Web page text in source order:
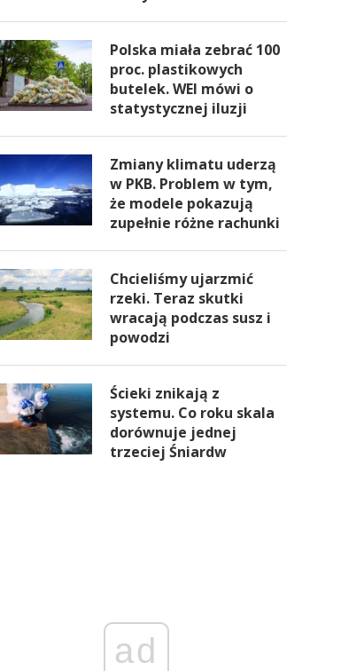
Polska miała zebrać 100
proc. plastikowych
butelek. WEI mówi o
statystycznej iluzji
Zmiany klimatu uderzą
w PKB. Problem w tym,
że modele pokazują
zupełnie różne rachunki
Chcieliśmy ujarzmić
rzeki. Teraz skutki
wracają podczas susz i
powodzi
Ścieki znikają z
systemu. Co roku skala
dorównuje jednej
trzeciej Śniardw
ad